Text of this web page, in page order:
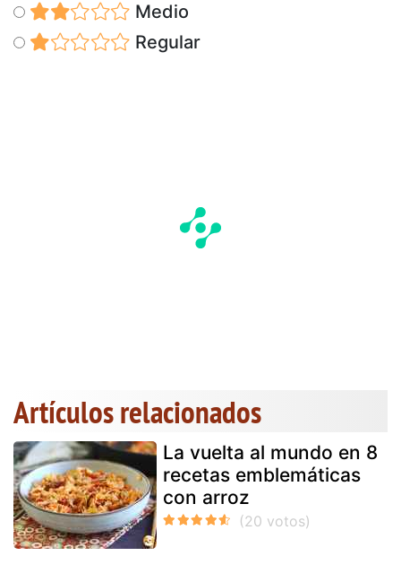
Medio
Regular
Artículos relacionados
La vuelta al mundo en 8
recetas emblemáticas
con arroz